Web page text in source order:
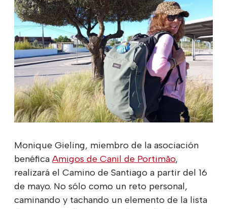
Monique Gieling, miembro de la asociación
benéficaAmigos de Canil de Portimão,
realizará el Camino de Santiago a partir del 16
de mayo. No sólo como un reto personal,
caminando y tachando un elemento de la lista